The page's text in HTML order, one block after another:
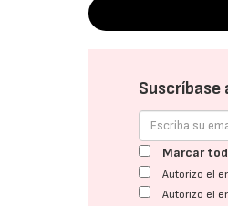
Marcar
Autorizo el
Autorizo el